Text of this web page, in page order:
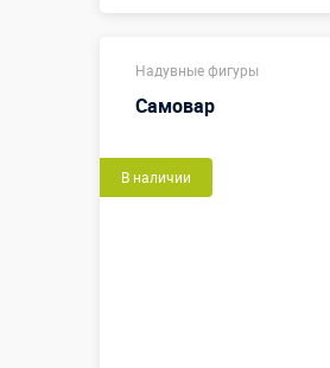
Надувные фигуры
Самовар
В наличии